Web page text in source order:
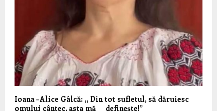
Ioana –Alice Gâlcă: ,, Din tot sufletul, să dăruiesc
omului cântec, asta mă definește!”